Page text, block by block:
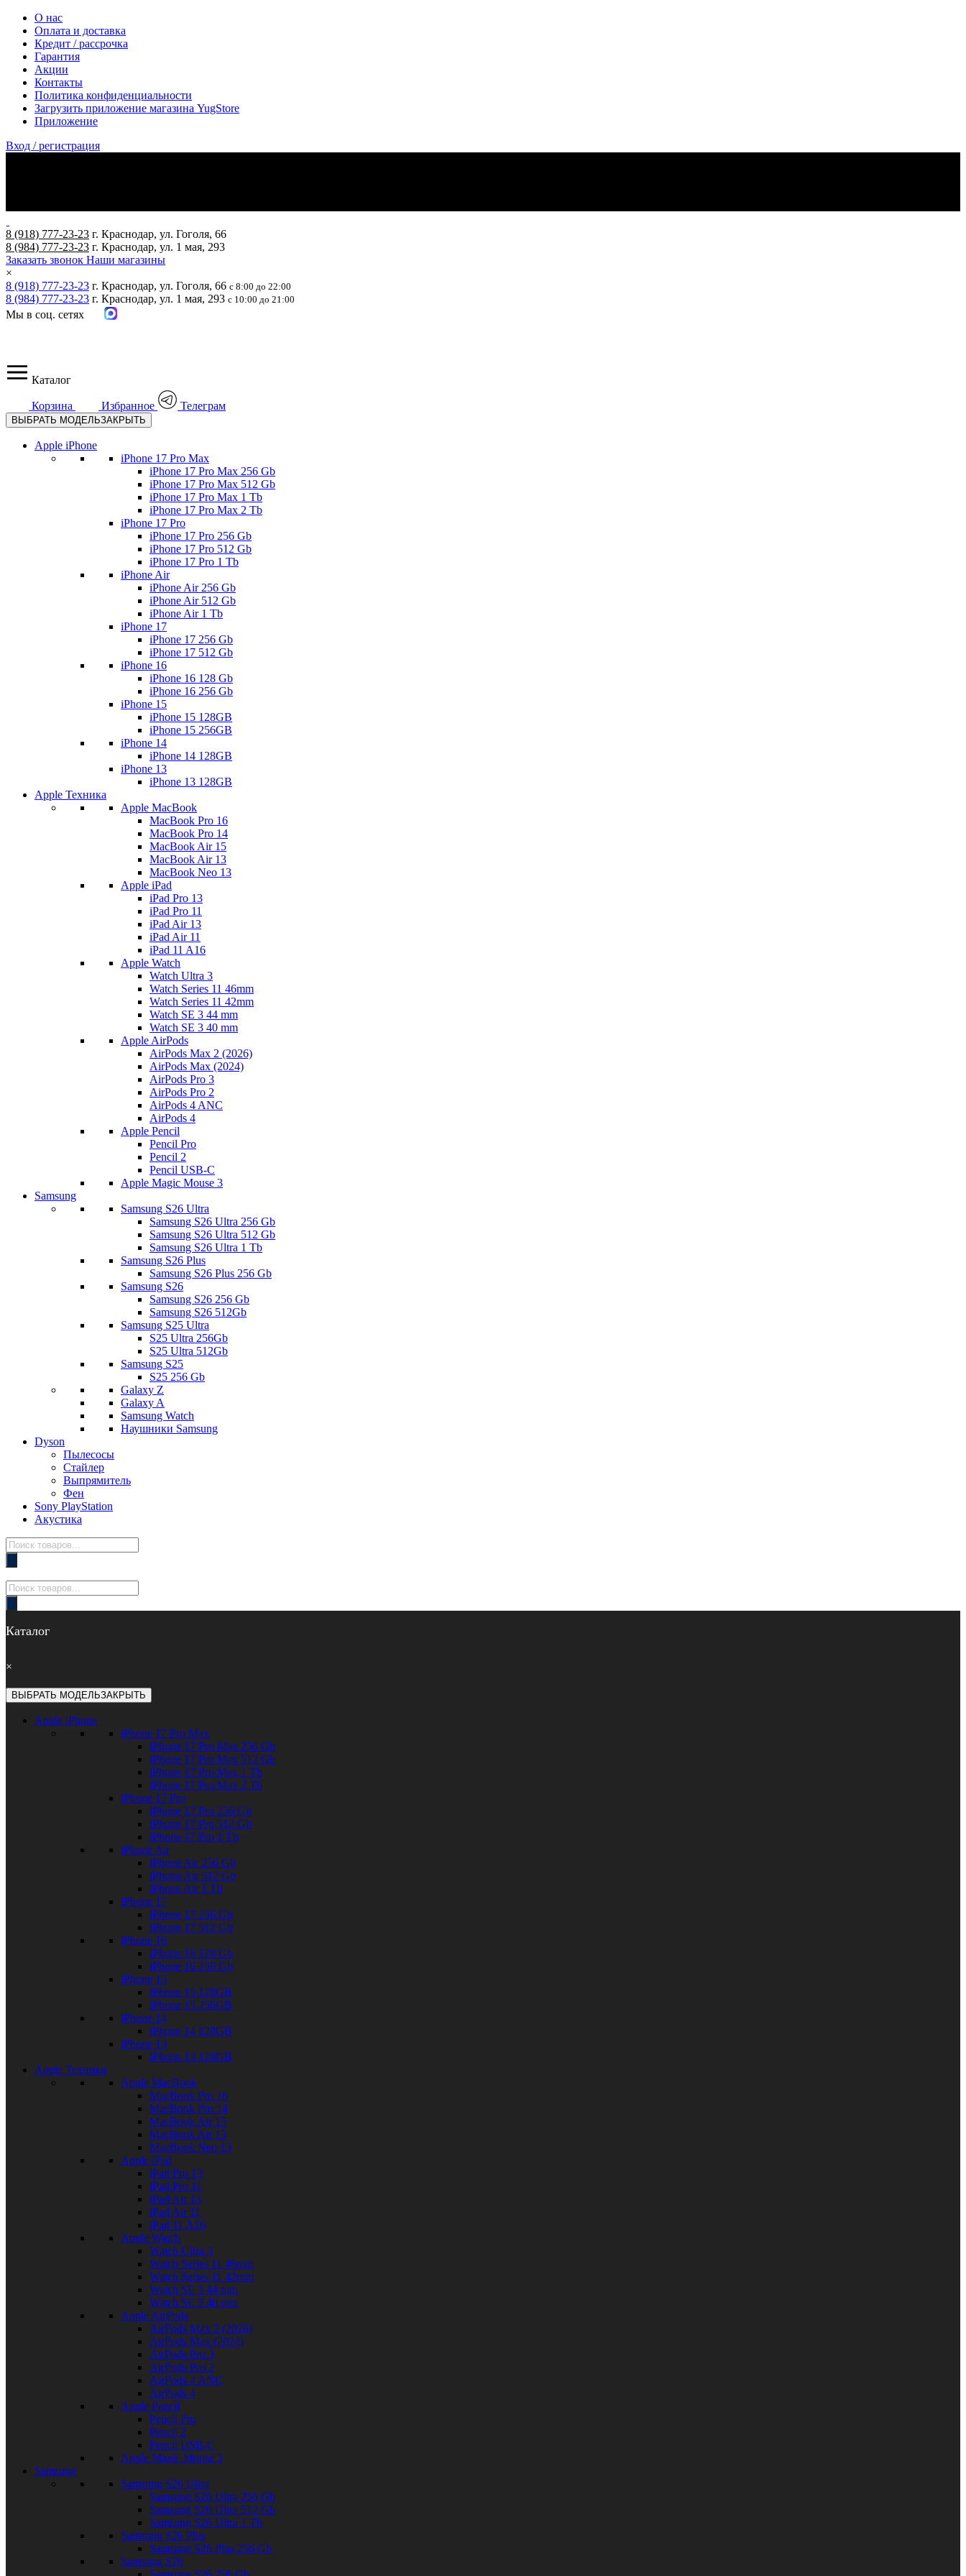
О нас
Оплата и доставка
Кредит / рассрочка
Гарантия
Акции
Контакты
Политика конфиденциальности
Загрузить приложение магазина YugStore
Приложение
Вход / регистрация
8 (918) 777-23-23 г. Краснодар, ул. Гоголя, 66
8 (984) 777-23-23 г. Краснодар, ул. 1 мая, 293
Заказать звонок Наши магазины
×
8 (918) 777-23-23 г. Краснодар, ул. Гоголя, 66 с 8:00 до 22:00
8 (984) 777-23-23 г. Краснодар, ул. 1 мая, 293 с 10:00 до 21:00
Мы в соц. сетях
Каталог
Корзина Избранное Телеграм
ВЫБРАТЬ МОДЕЛЬЗАКРЫТЬ
Apple iPhone
iPhone 17 Pro Max
iPhone 17 Pro Max 256 Gb
iPhone 17 Pro Max 512 Gb
iPhone 17 Pro Max 1 Tb
iPhone 17 Pro Max 2 Tb
iPhone 17 Pro
iPhone 17 Pro 256 Gb
iPhone 17 Pro 512 Gb
iPhone 17 Pro 1 Tb
iPhone Air
iPhone Air 256 Gb
iPhone Air 512 Gb
iPhone Air 1 Tb
iPhone 17
iPhone 17 256 Gb
iPhone 17 512 Gb
iPhone 16
iPhone 16 128 Gb
iPhone 16 256 Gb
iPhone 15
iPhone 15 128GB
iPhone 15 256GB
iPhone 14
iPhone 14 128GB
iPhone 13
iPhone 13 128GB
Apple Техника
Apple MacBook
MacBook Pro 16
MacBook Pro 14
MacBook Air 15
MacBook Air 13
MacBook Neo 13
Apple iPad
iPad Pro 13
iPad Pro 11
iPad Air 13
iPad Air 11
iPad 11 A16
Apple Watch
Watch Ultra 3
Watch Series 11 46mm
Watch Series 11 42mm
Watch SE 3 44 mm
Watch SE 3 40 mm
Apple AirPods
AirPods Max 2 (2026)
AirPods Max (2024)
AirPods Pro 3
AirPods Pro 2
AirPods 4 ANC
AirPods 4
Apple Pencil
Pencil Pro
Pencil 2
Pencil USB-C
Apple Magic Mouse 3
Samsung
Samsung S26 Ultra
Samsung S26 Ultra 256 Gb
Samsung S26 Ultra 512 Gb
Samsung S26 Ultra 1 Tb
Samsung S26 Plus
Samsung S26 Plus 256 Gb
Samsung S26
Samsung S26 256 Gb
Samsung S26 512Gb
Samsung S25 Ultra
S25 Ultra 256Gb
S25 Ultra 512Gb
Samsung S25
S25 256 Gb
Galaxy Z
Galaxy A
Samsung Watch
Наушники Samsung
Dyson
Пылесосы
Стайлер
Выпрямитель
Фен
Sony PlayStation
Акустика
Поиск
товаров
Поиск
товаров
Каталог
×
ВЫБРАТЬ МОДЕЛЬЗАКРЫТЬ
Apple iPhone
iPhone 17 Pro Max
iPhone 17 Pro Max 256 Gb
iPhone 17 Pro Max 512 Gb
iPhone 17 Pro Max 1 Tb
iPhone 17 Pro Max 2 Tb
iPhone 17 Pro
iPhone 17 Pro 256 Gb
iPhone 17 Pro 512 Gb
iPhone 17 Pro 1 Tb
iPhone Air
iPhone Air 256 Gb
iPhone Air 512 Gb
iPhone Air 1 Tb
iPhone 17
iPhone 17 256 Gb
iPhone 17 512 Gb
iPhone 16
iPhone 16 128 Gb
iPhone 16 256 Gb
iPhone 15
iPhone 15 128GB
iPhone 15 256GB
iPhone 14
iPhone 14 128GB
iPhone 13
iPhone 13 128GB
Apple Техника
Apple MacBook
MacBook Pro 16
MacBook Pro 14
MacBook Air 15
MacBook Air 13
MacBook Neo 13
Apple iPad
iPad Pro 13
iPad Pro 11
iPad Air 13
iPad Air 11
iPad 11 A16
Apple Watch
Watch Ultra 3
Watch Series 11 46mm
Watch Series 11 42mm
Watch SE 3 44 mm
Watch SE 3 40 mm
Apple AirPods
AirPods Max 2 (2026)
AirPods Max (2024)
AirPods Pro 3
AirPods Pro 2
AirPods 4 ANC
AirPods 4
Apple Pencil
Pencil Pro
Pencil 2
Pencil USB-C
Apple Magic Mouse 3
Samsung
Samsung S26 Ultra
Samsung S26 Ultra 256 Gb
Samsung S26 Ultra 512 Gb
Samsung S26 Ultra 1 Tb
Samsung S26 Plus
Samsung S26 Plus 256 Gb
Samsung S26